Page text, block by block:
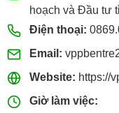
hoạch và Đầu tư
Điện thoại:
Email:
Website: https://
Giờ làm việc: